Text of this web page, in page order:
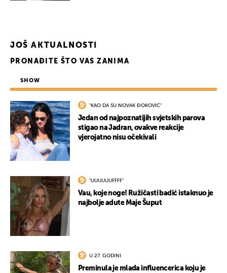
JOŠ AKTUALNOSTI
PRONAĐITE ŠTO VAS ZANIMA
SHOW
"KAO DA SU NOVAK ĐOKOVIĆ"
Jedan od najpoznatijih svjetskih parova
stigao na Jadran, ovakve reakcije
vjerojatno nisu očekivali
"UUUUUUFFFF"
Vau, koje noge! Ružičasti badić istaknuo je
najbolje adute Maje Šuput
U 27. GODINI
Preminula je mlada influencerica koju je